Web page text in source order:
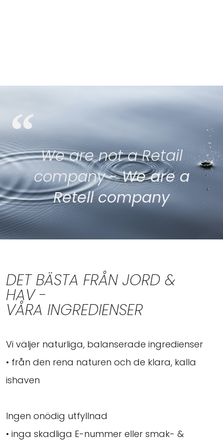
“ We are not a Retail
company -We are a
Retell company
DET BÄSTA FRÅN JORD &
HAV -
VÅRA INGREDIENSER
Vi väljer naturliga, balanserade ingredienser
• från den rena naturen och de klara, kalla
ishaven
Ingen onödig utfyllnad
• inga skadliga E-nummer eller smak- &